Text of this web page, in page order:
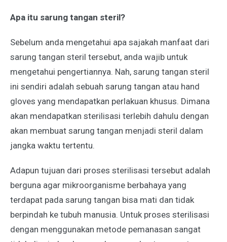
Apa itu sarung tangan steril?
Sebelum anda mengetahui apa sajakah manfaat dari
sarung tangan steril tersebut, anda wajib untuk
mengetahui pengertiannya. Nah, sarung tangan steril
ini sendiri adalah sebuah sarung tangan atau hand
gloves yang mendapatkan perlakuan khusus. Dimana
akan mendapatkan sterilisasi terlebih dahulu dengan
akan membuat sarung tangan menjadi steril dalam
jangka waktu tertentu.
Adapun tujuan dari proses sterilisasi tersebut adalah
berguna agar mikroorganisme berbahaya yang
terdapat pada sarung tangan bisa mati dan tidak
berpindah ke tubuh manusia. Untuk proses sterilisasi
dengan menggunakan metode pemanasan sangat